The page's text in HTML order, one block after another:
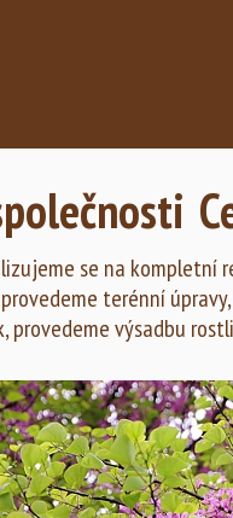
se na kompletní
terénní
provedeme výsadbu